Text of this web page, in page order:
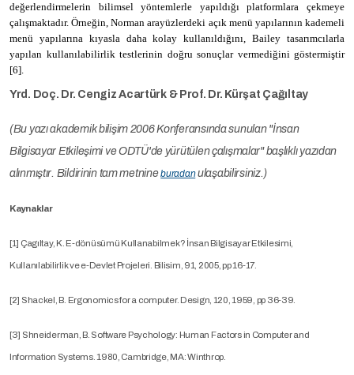
değerlendirmelerin bilimsel yöntemlerle yapıldığı platformlara çekmeye
çalışmaktadır. Örneğin, Norman arayüzlerdeki açık menü yapılarının kademeli
menü yapılarına kıyasla daha kolay kullanıldığını, Bailey tasarımcılarla
yapılan kullanılabilirlik testlerinin doğru sonuçlar vermediğini göstermiştir
[6].
Yrd. Doç. Dr. Cengiz Acartürk & Prof. Dr. Kürşat Çağıltay
(Bu yazı akademik bilişim 2006 Konferansında sunulan "İnsan
Bilgisayar Etkileşimi ve ODTÜ'de yürütülen çalışmalar" başlıklı yazıdan
alınmıştır. Bildirinin tam metnineburadanulaşabilirsiniz.)
Kaynaklar
[1] Çagıltay, K. E-dönüsümü Kullanabilmek? İnsan Bilgisayar Etkilesimi,
Kullanılabilirlik ve e-Devlet Projeleri. Bilisim, 91, 2005, pp 16-17.
[2] Shackel, B. Ergonomics for a computer. Design, 120, 1959, pp 36-39.
[3] Shneiderman, B. Software Psychology: Human Factors in Computer and
Information Systems. 1980, Cambridge, MA: Winthrop.